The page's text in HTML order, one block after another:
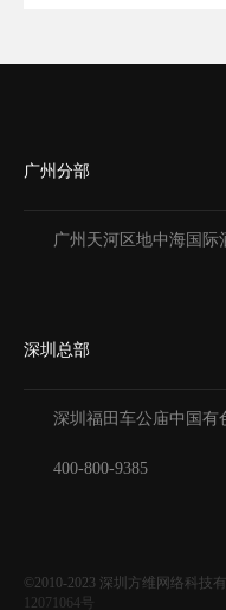
广州分部
广州天河区地中海国际
深圳总部
深圳福田车公庙中国有
400-800-9385
©2010-2023 深圳方维网络科技
12071064号